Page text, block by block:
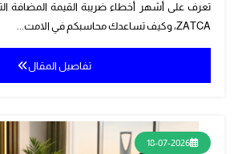
تعرف على أشهر أخطاء ضريبة القيمة المضافة
ZATCA، وكيف تساعدك محاسبكم في الامت...
تفاصيل المقال
18-07-2026